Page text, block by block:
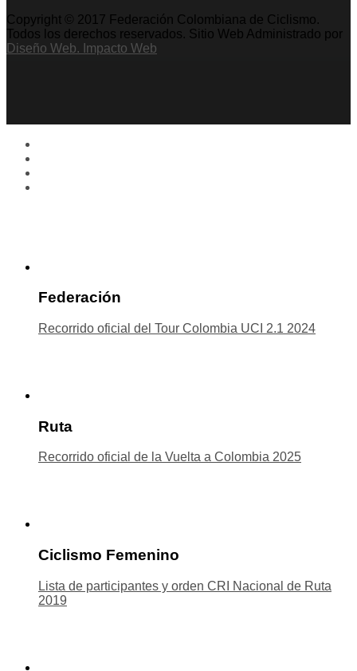
Copyright © 2017 Federación Colombiana de Ciclismo.
Todos los derechos reservados. Sitio Web Administrado por
Diseño Web. Impacto Web
Federación
Recorrido oficial del Tour Colombia UCI 2.1 2024
Ruta
Recorrido oficial de la Vuelta a Colombia 2025
Ciclismo Femenino
Lista de participantes y orden CRI Nacional de Ruta
2019